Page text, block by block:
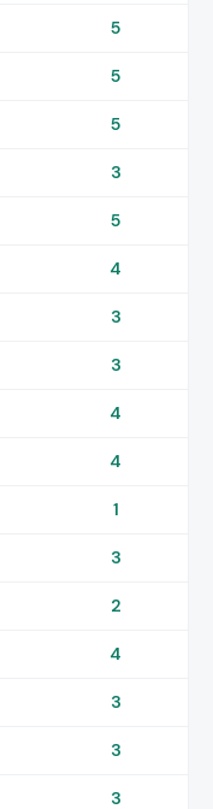
5
5
5
3
5
4
3
3
4
4
1
3
2
4
3
3
3